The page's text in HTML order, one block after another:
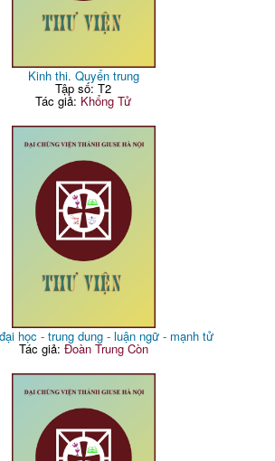
Kinh thi. Quyển trung
Tập số: T2
Tác giả: Khổng Tử
học - trung dung - luận ngữ - mạnh tử
Tác giả: Đoàn Trung Còn